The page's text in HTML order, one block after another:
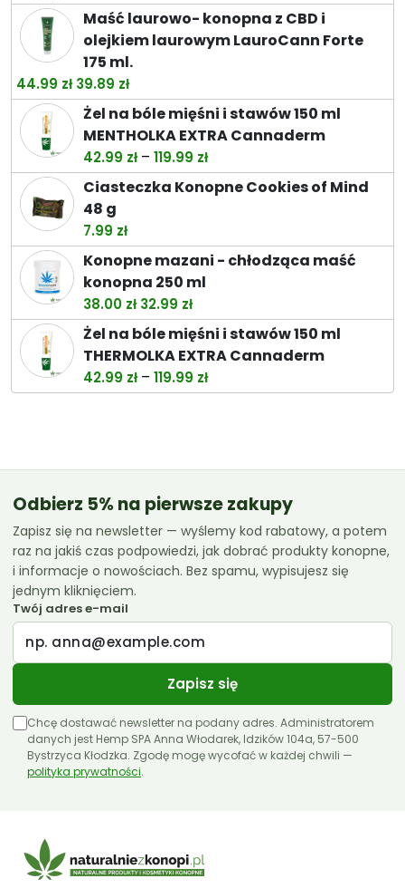
do
74.49 zł
Maść laurowo- konopna z CBD i
olejkiem laurowym LauroCann Forte
175 ml.
44.99 zł Pierwotna
cena
wynosiła:
44.99 zł.
39.89 złAktualna
cena
wynosi:
39.89 zł.
Żel na bóle mięśni i stawów 150 ml
MENTHOLKA EXTRA Cannaderm
42.99 zł – 119.99 złZakres
cen:
od
do
119.99 zł
Ciasteczka Konopne Cookies of Mind
48 g
7.99 zł
Konopne mazani - chłodząca maść
konopna 250 ml
38.00 zł Pierwotna
cena
wynosiła:
38.00 zł.
32.99 złAktualna
cena
wynosi:
32.99 zł.
Żel na bóle mięśni i stawów 150 ml
THERMOLKA EXTRA Cannaderm
42.99 zł – 119.99 złZakres
cen:
Odbierz 5% na pierwsze zakupy
Zapisz się na newsletter — wyślemy kod rabatowy, a potem
raz na jakiś czas podpowiedzi, jak dobrać produkty konopne,
i informacje o nowościach. Bez spamu, wypisujesz się
jednym kliknięciem.
Twój adres e-mail
Zapisz się
Chcę dostawać newsletter na podany adres. Administratorem
danych jest Hemp SPA Anna Włodarek, Idzików 104a, 57-500
Bystrzyca Kłodzka. Zgodę mogę wycofać w każdej chwili —
polityka prywatności.